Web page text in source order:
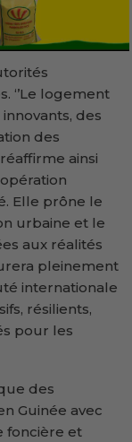
‘’Le logement
des
des
ainsi
Elle prône le
urbaine et le
aux réalités
pleinement
internationale
résilients,
pour les
des
Guinée avec
foncière et